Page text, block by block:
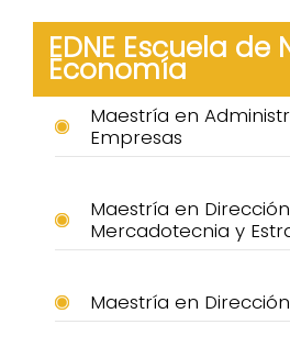
EDNE Escuela de
Economía
Maestría en
Empresas
Maestría en
Mercadotecnia y
Maestría en